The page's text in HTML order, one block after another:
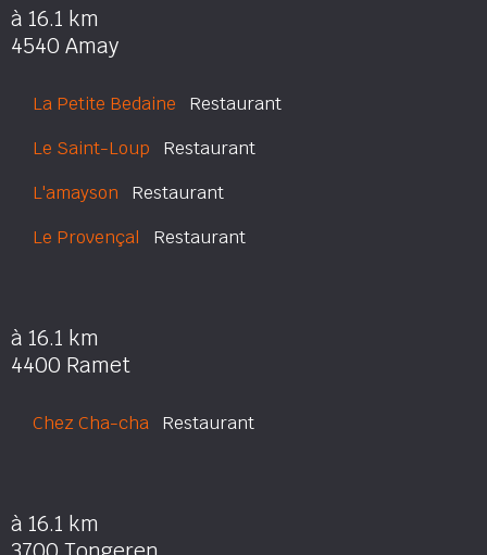
à 16.1 km
4540 Amay
La Petite Bedaine Restaurant
Le Saint-Loup Restaurant
L'amayson Restaurant
Le Provençal Restaurant
à 16.1 km
4400 Ramet
Chez Cha-cha Restaurant
à 16.1 km